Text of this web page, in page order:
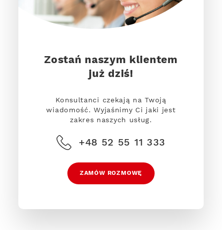
Zostań naszym klientem
już dziś!
Konsultanci czekają na Twoją
wiadomość. Wyjaśnimy Ci jaki jest
zakres naszych usług.
+48 52 55 11 333
ZAMÓW ROZMOWĘ